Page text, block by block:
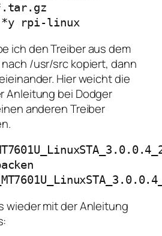
mv linux-rpi-*y rpi-linux
ich den Treiber aus dem
/usr/src kopiert, dann
Hier weicht die
Anleitung bei Dodger
anderen Treiber
wieder mit der Anleitung